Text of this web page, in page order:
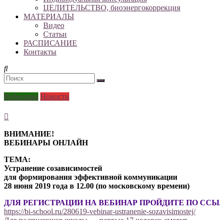
ЦЕЛИТЕЛЬСТВО, биоэнергокоррекция
МАТЕРИАЛЫ
Видео
Статьи
РАСПИСАНИЕ
Контакты
Вебинары Новости
ВНИМАНИЕ!
ВЕБИНАРЫ ОНЛАЙН
ТЕМА:
Устранение созависимостей
для формирования эффективной коммуникации
28 июня 2019 года в 12.00 (по московскому времени)
ДЛЯ РЕГИСТРАЦИИ НА ВЕБИНАР ПРОЙДИТЕ ПО
https://bi-school.ru/280619-vebinar-ustranenie-sozavisimostej/